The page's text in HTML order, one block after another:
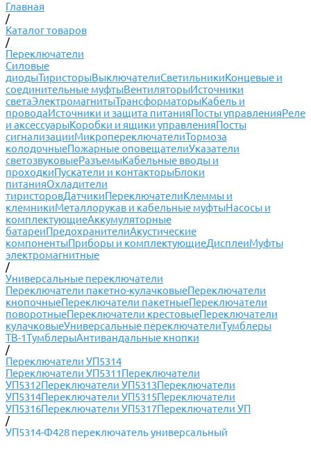
Главная
/
Каталог товаров
/
Переключатели
Силовые
диодыТиристорыВыключателиСветильникиКонцевые и
соединительные муфтыВентиляторыИсточники
светаЭлектромагнитыТрансформаторыКабель и
проводаИсточники и защита питанияПосты управленияРеле
и аксессуарыКоробки и ящики управленияПосты
сигнализацииМикропереключателиТормоза
колодочныеПожарные оповещателиУказатели
светозвуковыеРазъемыКабельные вводы и
проходкиПускатели и контакторыБлоки
питанияОхладители
тиристоровДатчикиПереключателиКлеммы и
клемникиМеталлорукав и кабельные муфтыНасосы и
комплектующиеАккумуляторные
батареиПредохранителиАкустические
компонентыПриборы и комплектующиеДисплеиМуфты
электромагнитные
/
Универсальные переключатели
Переключатели пакетно-кулачковыеПереключатели
кнопочныеПереключатели пакетныеПереключатели
поворотныеПереключатели крестовыеПереключатели
кулачковыеУниверсальные переключателиТумблеры
ТВ-1ТумблерыАнтивандальные кнопки
/
Переключатели УП5314
Переключатели УП5311Переключатели
УП5312Переключатели УП5313Переключатели
УП5314Переключатели УП5315Переключатели
УП5316Переключатели УП5317Переключатели УП
/
УП5314-Ф428 переключатель универсальный